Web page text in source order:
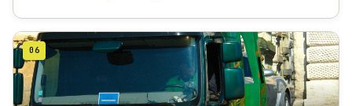
06